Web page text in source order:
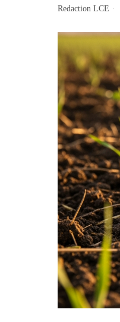
Redaction LCE